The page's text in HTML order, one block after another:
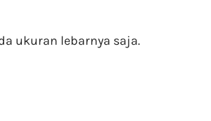
ukuran lebarnya saja.